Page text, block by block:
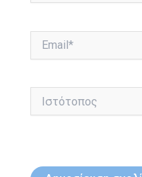
Ιστότοπος